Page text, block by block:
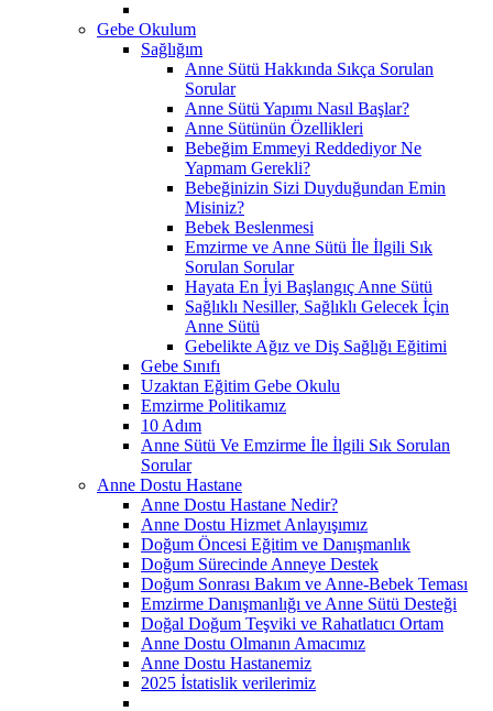
Gebe Okulum
Sağlığım
Anne Sütü Hakkında Sıkça Sorulan
Sorular
Anne Sütü Yapımı Nasıl Başlar?
Anne Sütünün Özellikleri
Bebeğim Emmeyi Reddediyor Ne
Yapmam Gerekli?
Bebeğinizin Sizi Duyduğundan Emin
Misiniz?
Bebek Beslenmesi
Emzirme ve Anne Sütü İle İlgili Sık
Sorulan Sorular
Hayata En İyi Başlangıç Anne Sütü
Sağlıklı Nesiller, Sağlıklı Gelecek İçin
Anne Sütü
Gebelikte Ağız ve Diş Sağlığı Eğitimi
Gebe Sınıfı
Uzaktan Eğitim Gebe Okulu
Emzirme Politikamız
10 Adım
Anne Sütü Ve Emzirme İle İlgili Sık Sorulan
Sorular
Anne Dostu Hastane
Anne Dostu Hastane Nedir?
Anne Dostu Hizmet Anlayışımız
Doğum Öncesi Eğitim ve Danışmanlık
Doğum Sürecinde Anneye Destek
Doğum Sonrası Bakım ve Anne-Bebek Teması
Emzirme Danışmanlığı ve Anne Sütü Desteği
Doğal Doğum Teşviki ve Rahatlatıcı Ortam
Anne Dostu Olmanın Amacımız
Anne Dostu Hastanemiz
2025 İstatislik verilerimiz